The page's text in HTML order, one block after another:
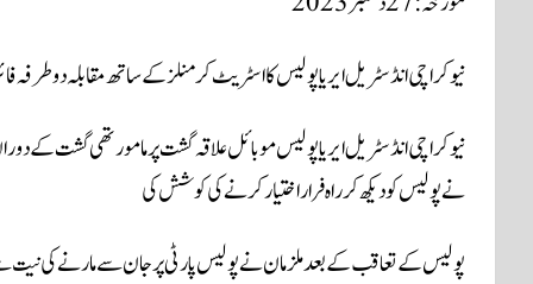
نیو کراچی انڈسٹریل ایریا پولیس کا اسٹریٹ کرمنلز کے ساتھ مقابلہ دو طرفہ فائرنگ کے نتیجے میں 2
نے پولیس کو دیکھ کر راہ فرار اختیار کرنے کی کوشش کی
پولیس کے تعاقب کے بعد ملزمان نے پولیس پارٹی پرجان سے مارنے کی